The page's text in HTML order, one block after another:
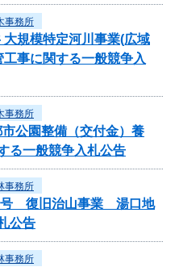
事務所
規模特定河川事業(広域
事に関する一般競争入
事務所
公園整備（交付金）養
る一般競争入札公告
事務所
号 復旧治山事業 湯口地
公告
事務所